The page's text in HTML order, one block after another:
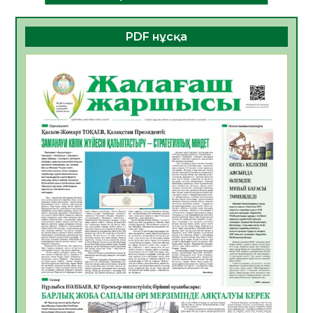
08.08.2026
18 0
Білім гранты иегерлерінің тізімі шықты
Қазақстандықтар Құрылтай сайлауынан
жақсылық күтеді – қоғамдық пікір зерттеуі
07.08.2026
18
«Дауыс беру учаскесін қалай табуға
болады?»
07.08.2026
19
ҚҰРЫЛТАЙ САЙЛАУЫ – БІРЛІК ПЕН
БЕЛСЕНДІЛІКТІҢ БЕЛГІСІ
07.08.2026
58
5547 әскери бөлімінде «Алғашқы қызмет
күні» іс-шарасы өтті
07.08.2026
52
PDF нұсқа